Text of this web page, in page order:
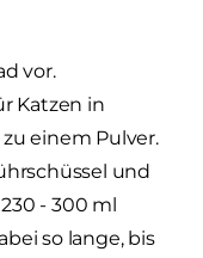
vor.
Katzen in
einem Pulver.
und
- 300 ml
so lange, bis